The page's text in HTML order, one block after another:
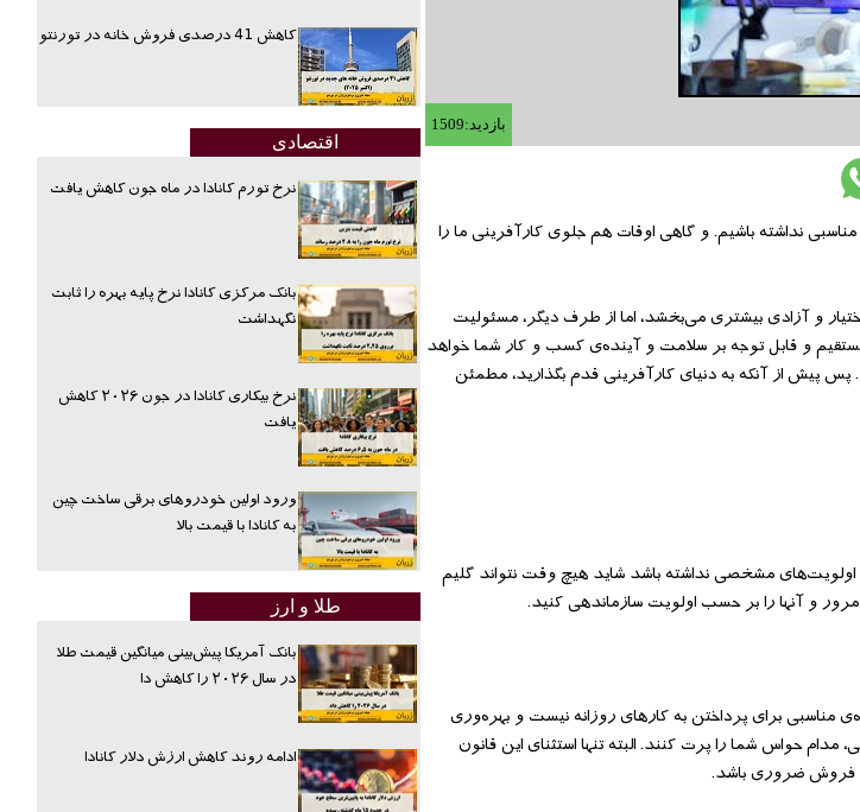
بازدید:1509
نداشته باشیم. و گاهی اوقات هم جلوی کارآفرینی ما را
و آزادی بیشتری می‌بخشد، اما از طرف دیگر، مسئولیت
مستقیم و قابل توجه بر سلامت و آینده‌ی کسب و کار شما خواهد
پیش از آنکه به دنیای کارآفرینی قدم بگذارید، مطمئن
اولویت‌های مشخصی نداشته باشد شاید هیچ وقت نتواند گلیم
و آنها را بر حسب اولویت سازماندهی کنید.
برای پرداختن به کارهای روزانه نیست و بهره‌وری
حواس شما را پرت کنند. البته تنها استثنای این قانون
فروش ضروری باشد.
کاهش 41 درصدی فروش خانه در تورنتو
اقتصادی
نرخ تورم کانادا در ماه جون کاهش یافت
بانک مرکزی کانادا نرخ پایه بهره را ثابت
نگهداشت
نرخ بیکاری کانادا در جون ۲۰۲۶ کاهش
یافت
ورود اولین خودروهای برقی ساخت چین
به کانادا با قیمت بالا
طلا و ارز
بانک آمریکا پیش‌بینی میانگین قیمت طلا
در سال ۲۰۲۶ را کاهش دا
ادامه روند کاهش ارزش دلار کانادا